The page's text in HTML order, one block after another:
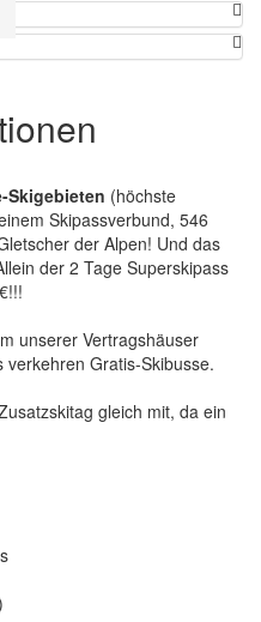
Skigebieten (höchste
Skipassverbund, 546
der Alpen! Und das
der 2 Tage Superskipass
unserer Vertragshäuser
Gratis-Skibusse.
gleich mit, da ein